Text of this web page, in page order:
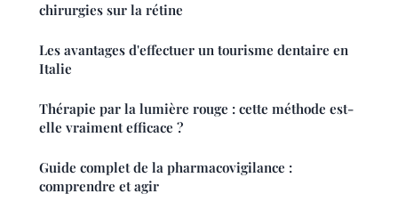
chirurgies sur la rétine
Les avantages d'effectuer un tourisme dentaire en
Italie
Thérapie par la lumière rouge : cette méthode est-
elle vraiment efficace ?
Guide complet de la pharmacovigilance :
comprendre et agir